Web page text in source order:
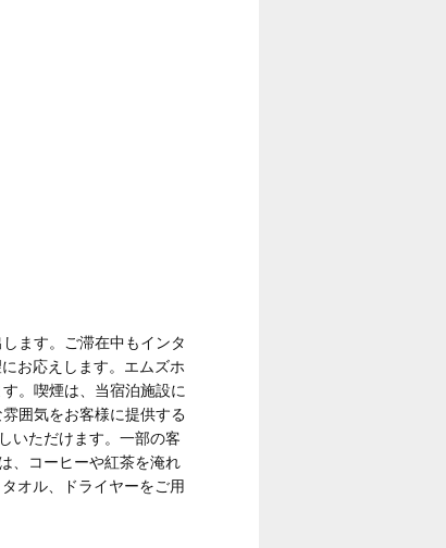
ます。ご滞在中もインタ
お応えします。エムズホ
。喫煙は、当宿泊施設に
囲気をお客様に提供する
いただけます。一部の客
、コーヒーや紅茶を淹れ
オル、ドライヤーをご用